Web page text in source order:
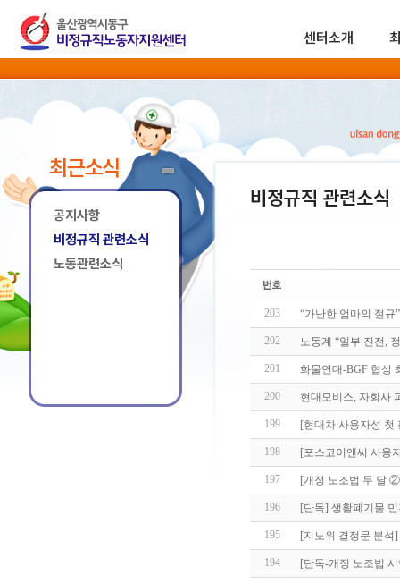
센터소개
최근소식
공지사항
비정규직 관련소식
노동관련소식
비정규직 관련소식
203 “가난한 엄마의 절
202 노동계 “일부 진전,
201 화물연대-BGF 협상
200 현대모비스, 자회사
199 [현대차 사용자성
198 [포스코이앤씨 사용
197 [개정 노조법 두 달
196 [단독] 생활폐기물
195 [지노위 결정문 분
194 [단독-개정 노조법